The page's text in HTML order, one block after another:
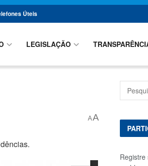
Úteis
LEGISLAÇÃO
AA